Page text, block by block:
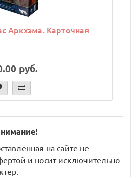
Аркхэма. Карточная
руб.
на сайте не
и носит исключительно